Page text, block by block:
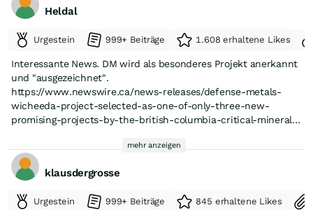
Heldal
Urgestein 999+ Beiträge 1.608 erhaltene Likes
Interessante News. DM wird als besonderes Projekt anerkannt
und "ausgezeichnet".
https://www.newswire.ca/news-releases/defense-metals-
wicheeda-project-selected-as-one-of-only-three-new-
promising-projects-by-the-british-columbia-critical-minerals-
mehr anzeigen
klausdergrosse
Urgestein 999+ Beiträge 845 erhaltene Likes